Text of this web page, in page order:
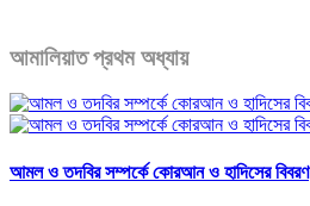
আমালিয়াত প্রথম অধ্যায়
আমল ও তদবির সম্পর্কে কোরআন ও হাদিসের বিবরণ